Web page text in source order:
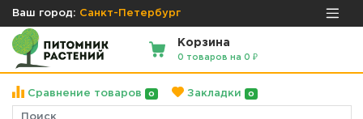
Ваш город: Санкт-Петербург
Корзина
0 товаров на 0 ₽
Сравнение товаров 0 Закладки 0